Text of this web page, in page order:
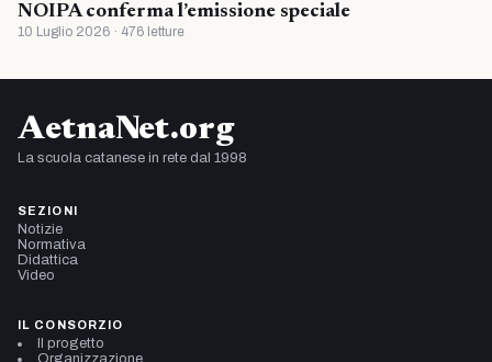
NOIPA conferma l’emissione speciale
10 Luglio 2026 · 476 letture
AetnaNet.org
La scuola catanese in rete dal 1998
SEZIONI
Notizie
Normativa
Didattica
Video
IL CONSORZIO
Il progetto